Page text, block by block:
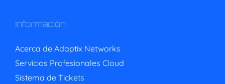
Información
Acerca de Adaptix Networks
Servicios Profesionales Cloud
Sistema de Tickets